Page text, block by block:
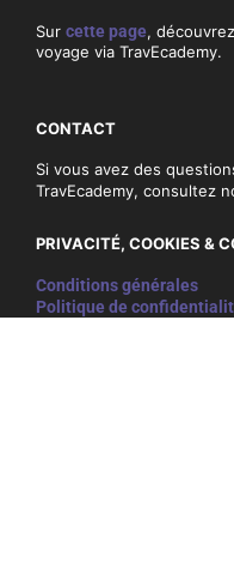
Sur cette page,
voyage via TravEcademy.
CONTACT
Si vous avez des
TravEcademy, consultez
PRIVACITÉ, COOKIES &
Conditions générales
Politique de